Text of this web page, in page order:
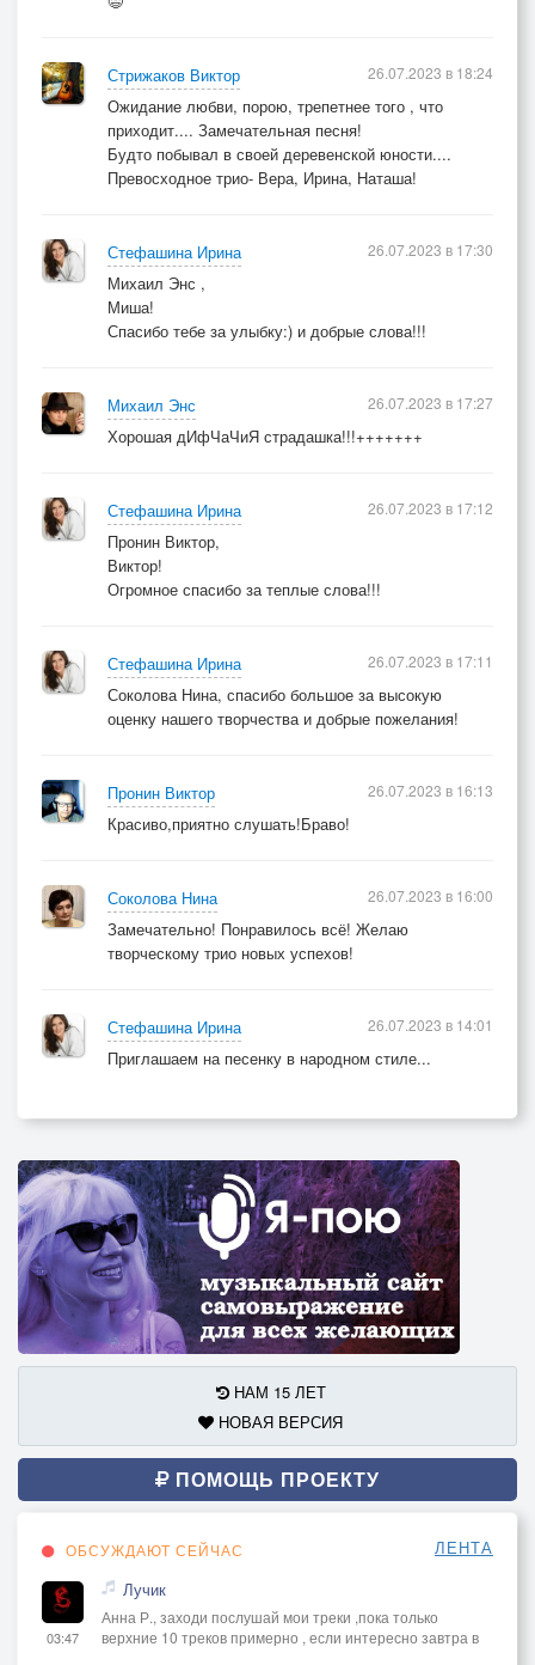
Стрижаков Виктор
Ожидание любви, порою, трепетнее того , что
приходит.... Замечательная песня!
Будто побывал в своей деревенской юности....
Превосходное трио- Вера, Ирина, Наташа!
26.07.2023 в 18:24
Стефашина Ирина
Михаил Энс ,
Миша!
Спасибо тебе за улыбку:) и добрые слова!!!
26.07.2023 в 17:30
Михаил Энс
Хорошая дИфЧаЧиЯ страдашка!!!+++++++
26.07.2023 в 17:27
Стефашина Ирина
Пронин Виктор,
Виктор!
Огромное спасибо за теплые слова!!!
26.07.2023 в 17:12
Стефашина Ирина
Соколова Нина, спасибо большое за высокую
оценку нашего творчества и добрые пожелания!
26.07.2023 в 17:11
Пронин Виктор
Красиво,приятно слушать!Браво!
26.07.2023 в 16:13
Соколова Нина
Замечательно! Понравилось всё! Желаю
творческому трио новых успехов!
26.07.2023 в 16:00
Стефашина Ирина
Приглашаем на песенку в народном стиле...
26.07.2023 в 14:01
НАМ 15 ЛЕТ
НОВАЯ ВЕРСИЯ
ПОМОЩЬ ПРОЕКТУ
ОБСУЖДАЮТ СЕЙЧАС ЛЕНТА
03:47
Лучик
Анна Р., заходи послушай мои треки ,пока только
верхние 10 треков примерно , если интересно завтра в